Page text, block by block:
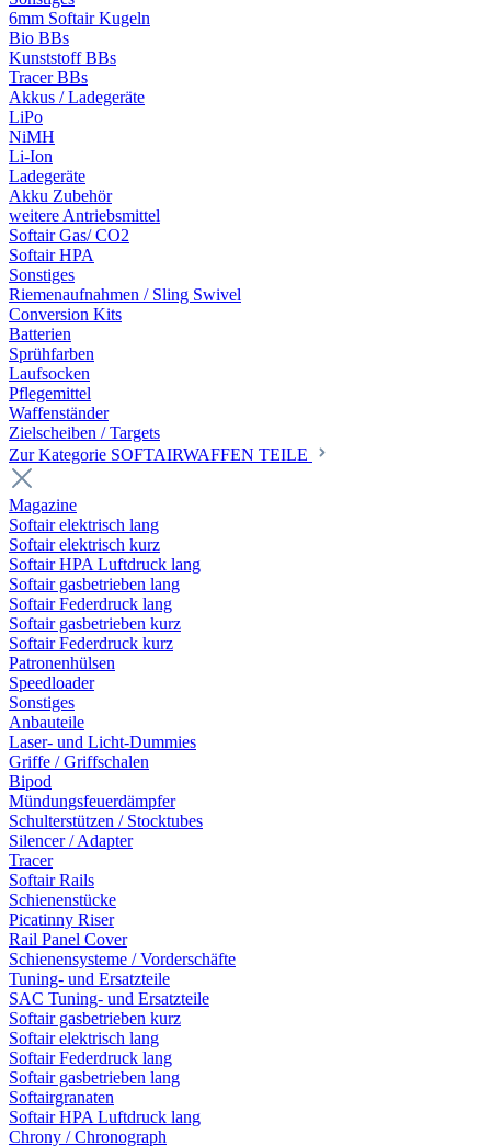
6mm Softair Kugeln
Bio BBs
Kunststoff BBs
Tracer BBs
Akkus / Ladegeräte
LiPo
NiMH
Li-Ion
Ladegeräte
Akku Zubehör
weitere Antriebsmittel
Softair Gas/ CO2
Softair HPA
Sonstiges
Riemenaufnahmen / Sling Swivel
Conversion Kits
Batterien
Sprühfarben
Laufsocken
Pflegemittel
Waffenständer
Zielscheiben / Targets
Zur Kategorie SOFTAIRWAFFEN TEILE
Magazine
Softair elektrisch lang
Softair elektrisch kurz
Softair HPA Luftdruck lang
Softair gasbetrieben lang
Softair Federdruck lang
Softair gasbetrieben kurz
Softair Federdruck kurz
Patronenhülsen
Speedloader
Sonstiges
Anbauteile
Laser- und Licht-Dummies
Griffe / Griffschalen
Bipod
Mündungsfeuerdämpfer
Schulterstützen / Stocktubes
Silencer / Adapter
Tracer
Softair Rails
Schienenstücke
Picatinny Riser
Rail Panel Cover
Schienensysteme / Vorderschäfte
Tuning- und Ersatzteile
SAC Tuning- und Ersatzteile
Softair gasbetrieben kurz
Softair elektrisch lang
Softair Federdruck lang
Softair gasbetrieben lang
Softairgranaten
Softair HPA Luftdruck lang
Chrony / Chronograph